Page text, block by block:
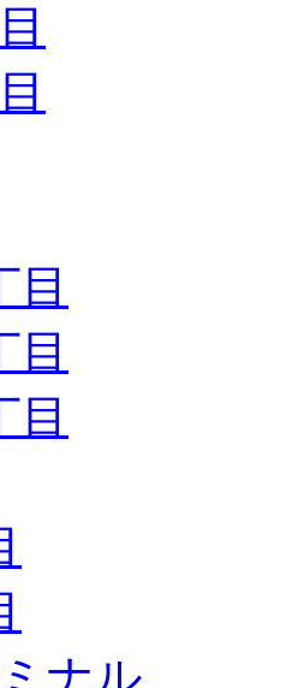
目
目
目
ナル